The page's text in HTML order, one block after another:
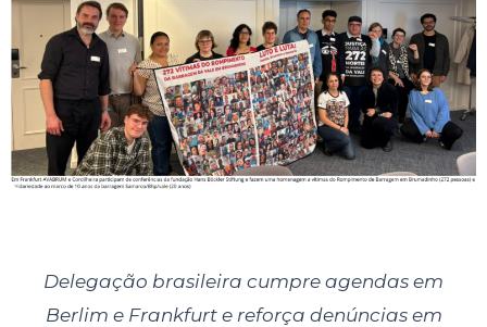
Delegação brasileira cumpre agendas em
Berlim e Frankfurt e reforça denúncias em